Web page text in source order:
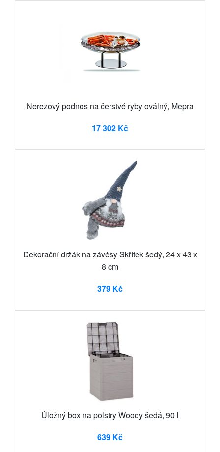
Nerezový podnos na čerstvé ryby oválný, Mepra
17 302 Kč
Dekorační držák na závěsy Skřítek šedý, 24 x 43 x
8 cm
379 Kč
Úložný box na polstry Woody šedá, 90 l
639 Kč